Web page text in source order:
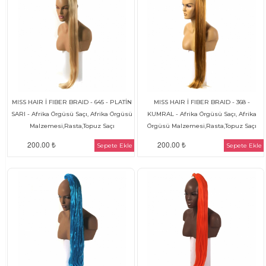
MISS HAIR İ FIBER BRAID - 645 - PLATİN
SARI - Afrika Örgüsü Saçı, Afrika Örgüsü
Malzemesi,Rasta,Topuz Saçı
200.00 ₺ Sepete Ekle
MISS HAIR İ FIBER BRAID - 368 -
KUMRAL - Afrika Örgüsü Saçı, Afrika
Örgüsü Malzemesi,Rasta,Topuz Saçı
200.00 ₺ Sepete Ekle